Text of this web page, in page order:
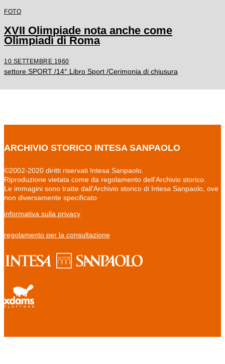
FOTO
XVII Olimpiade nota anche come
Olimpiadi di Roma
10 SETTEMBRE 1960
settore SPORT /14° Libro Sport /Cerimonia di chiusura
ARCHIVIO STORICO INTESA SANPAOLO
©2002-2020 diritti riservati Intesa Sanpaolo.
Riproduzione vietata come da regolamento dell'Archivio storico.
Le immagini sono tratte dall'Archivio storico di Intesa Sanpaolo, ove
non diversamente specificato
informativa sulla privacy
regolamento per la consultazione